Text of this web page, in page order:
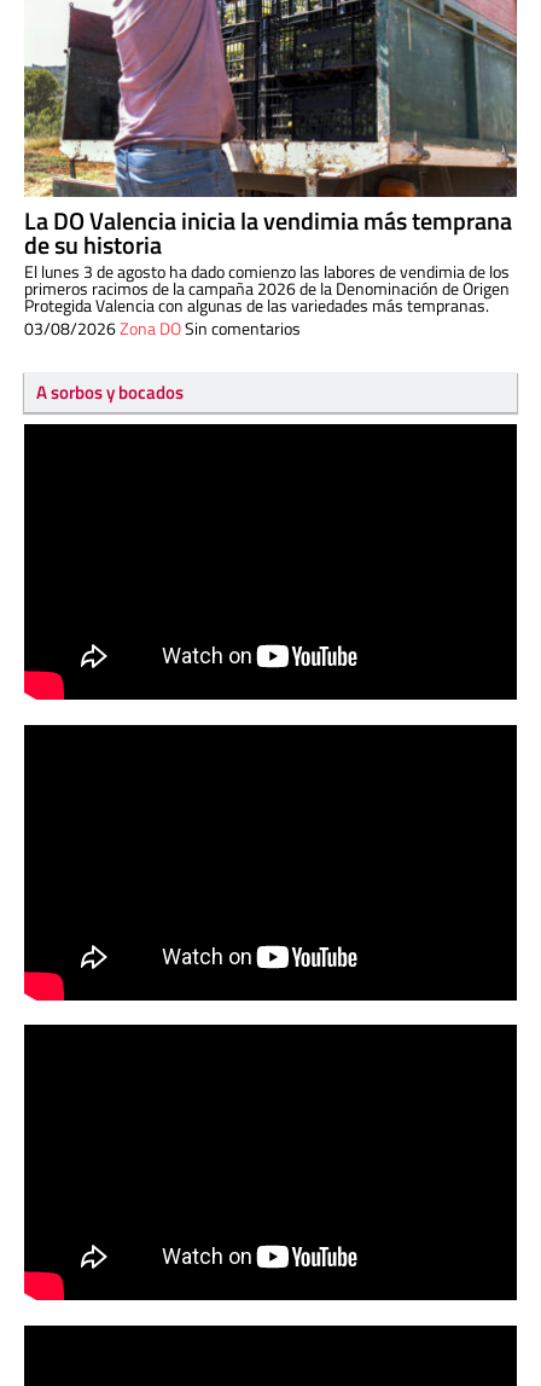
La DO Valencia inicia la vendimia más temprana
de su historia
El lunes 3 de agosto ha dado comienzo las labores de vendimia de los
primeros racimos de la campaña 2026 de la Denominación de Origen
Protegida Valencia con algunas de las variedades más tempranas.
03/08/2026Zona DOSin comentarios
A sorbos y bocados